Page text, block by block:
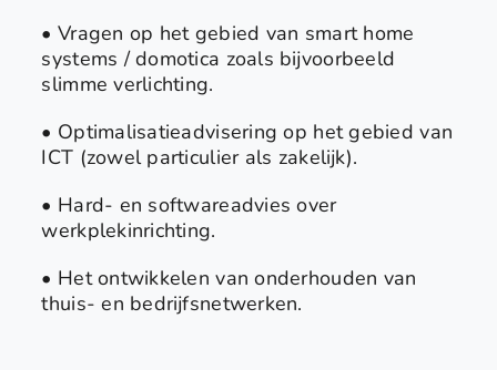
• Vragen op het gebied van smart home
systems / domotica zoals bijvoorbeeld
slimme verlichting.
• Optimalisatieadvisering op het gebied van
ICT (zowel particulier als zakelijk).
• Hard- en softwareadvies over
werkplekinrichting.
• Het ontwikkelen van onderhouden van
thuis- en bedrijfsnetwerken.